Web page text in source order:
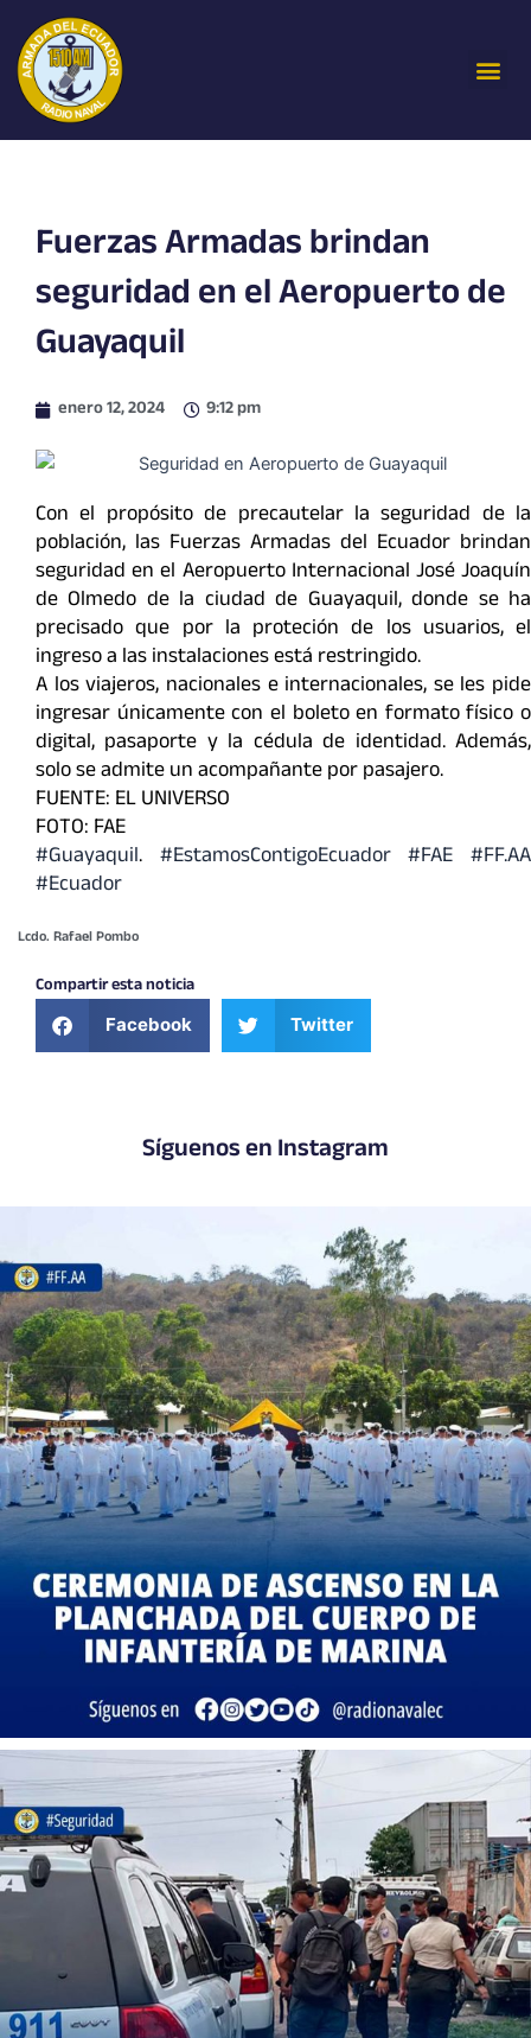
contenido
Fuerzas Armadas brindan
seguridad en el Aeropuerto de
Guayaquil
enero 12, 2024 9:12 pm
Con el propósito de precautelar la seguridad de la
población, las Fuerzas Armadas del Ecuador brindan
seguridad en el Aeropuerto Internacional José Joaquín
de Olmedo de la ciudad de Guayaquil, donde se ha
precisado que por la proteción de los usuarios, el
ingreso a las instalaciones está restringido.
A los viajeros, nacionales e internacionales, se les pide
ingresar únicamente con el boleto en formato físico o
digital, pasaporte y la cédula de identidad. Además,
solo se admite un acompañante por pasajero.
FUENTE: EL UNIVERSO
FOTO: FAE
#Guayaquil. #EstamosContigoEcuador #FAE #FF.AA
#Ecuador
Lcdo. Rafael Pombo
Compartir esta noticia
Facebook Twitter
Síguenos en Instagram